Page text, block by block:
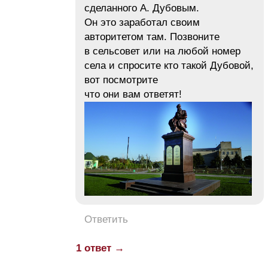
сделанного А. Дубовым.
Он это заработал своим
авторитетом там. Позвоните
в сельсовет или на любой номер
села и спросите кто такой Дубовой,
вот посмотрите
что они вам ответят!
Ответить
1 ответ →